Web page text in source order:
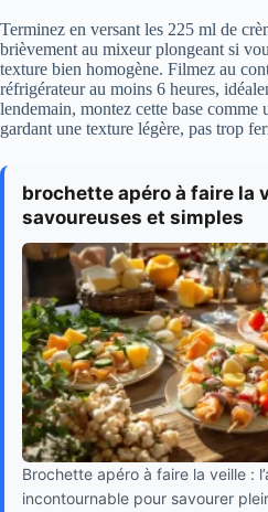
Terminez en versant les 225 ml de
brièvement au mixeur plongeant si
texture bien homogène. Filmez au
réfrigérateur au moins 6 heures,
lendemain, montez cette base comme
gardant une texture légère, pas trop
brochette apéro à faire la
savoureuses et simples
Brochette apéro à faire la veille :
incontournable pour savourer